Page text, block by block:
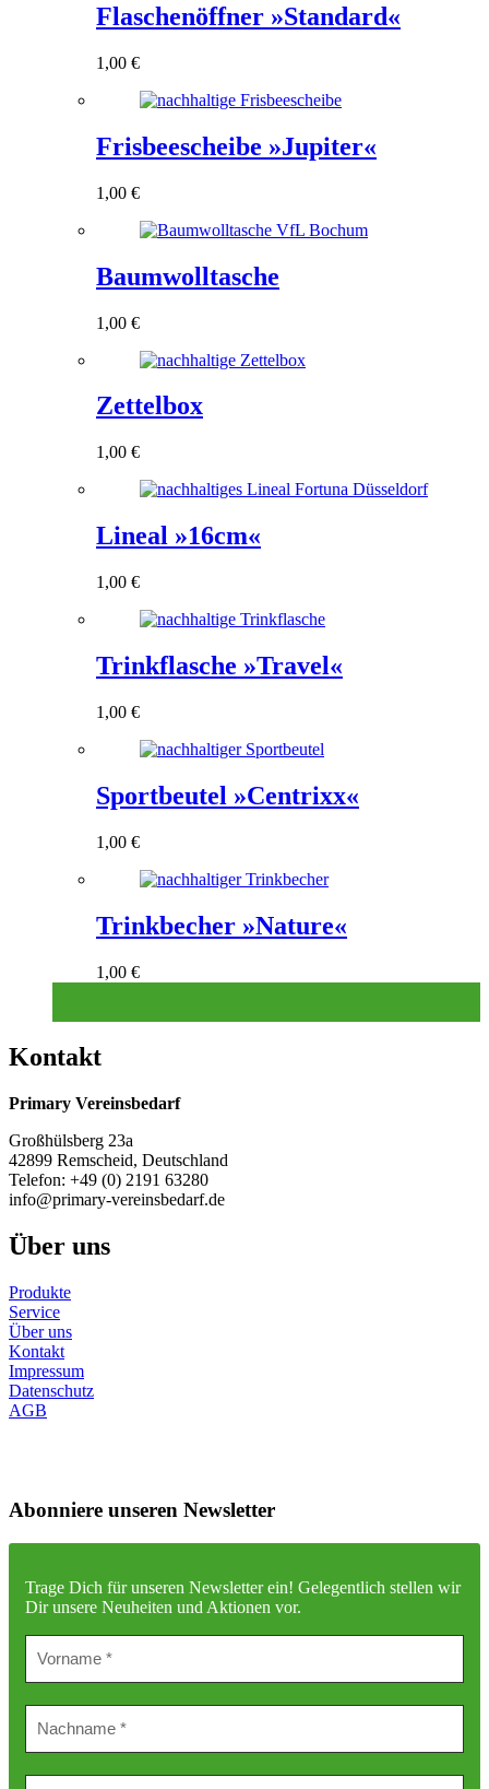
Flaschenöffner »Standard«
1,00 €
Frisbeescheibe »Jupiter«
1,00 €
Baumwolltasche
1,00 €
Zettelbox
1,00 €
Lineal »16cm«
1,00 €
Trinkflasche »Travel«
1,00 €
Sportbeutel »Centrixx«
1,00 €
Trinkbecher »Nature«
1,00 €
Kontakt
Primary Vereinsbedarf
Großhülsberg 23a
42899 Remscheid, Deutschland
Telefon: +49 (0) 2191 63280
info@primary-vereinsbedarf.de
Über uns
Produkte
Service
Über uns
Kontakt
Impressum
Datenschutz
AGB
Abonniere unseren Newsletter
Trage Dich für unseren Newsletter ein! Gelegentlich stellen wir
Dir unsere Neuheiten und Aktionen vor.